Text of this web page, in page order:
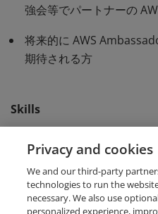
強会等でパートナーの
将来的に AWS
期待される方
Skills
AWS AWS Experience
Ownership Thought
Privacy and cookies
We and our third-party
technologies to run the
necessary. We also use
personalized experience,